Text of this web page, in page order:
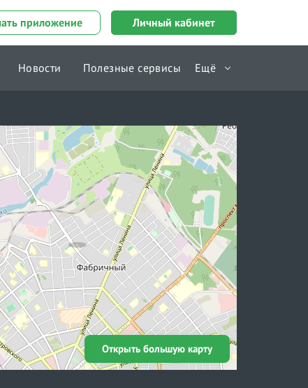
приложение Личный кабинет
Новости Полезные сервисы Ещё
Открыть большую карту